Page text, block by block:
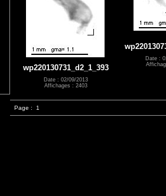
wp220130731_d2_1_393
Date : 02/09/2013
Affichages : 2403
Date :
Page : 1